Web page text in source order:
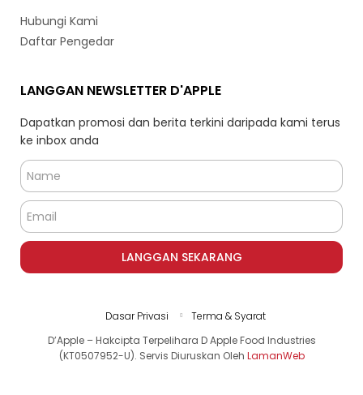
Hubungi Kami
Daftar Pengedar
LANGGAN NEWSLETTER D'APPLE
Dapatkan promosi dan berita terkini daripada kami terus
ke inbox anda
LANGGAN SEKARANG
D’Apple – Hakcipta Terpelihara D Apple Food Industries
(KT0507952-U). Servis Diuruskan Oleh LamanWeb
Dasar Privasi Terma & Syarat